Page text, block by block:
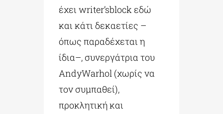
έχει writer’sblock εδώ
και κάτι δεκαετίες –
όπως παραδέχεται η
ίδια–, συνεργάτρια του
AndyWarhol (χωρίς να
τον συμπαθεί),
προκλητική και